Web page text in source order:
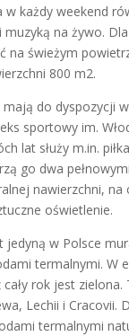
w każdy weekend
na żywo.
na świeżym
800 m2.
do dyspozycji
sportowy im.
lat służy m.in.
go dwa
nawierzchni, na
oświetlenie.
jedyną w Polsce
termalnymi. W
rok jest zielona.
Lechii i Cracovii.
termalnymi